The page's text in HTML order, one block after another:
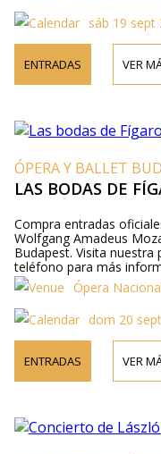
sáb 19 sept
ENTRADAS VER
ÓPERA Y BALLET
LAS BODAS DE
Compra entradas
Wolfgang Amadeus
Budapest. Visita
teléfono para más
programa y precios de
Ópera
dom 20
ENTRADAS VER